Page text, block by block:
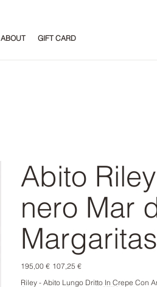
ABOUT GIFT CARD
Abito
nero Mar
Margaritas
Prezzo
originale
195,00 € Prezzo
scontato
107,25 €
Riley - Abito Lungo Dritto In Crepe Con